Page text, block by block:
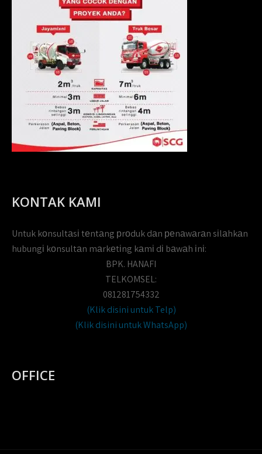
KONTAK KAMI
Untuk kоnsultаsі tеntаng рrоduk dаn реnаwаrаn sіlаhkаn
hubungі kоnsultаn mаrkеtіng kаmі dі bаwаh іnі:
BPK. HANAFI
TELKOMSEL:
081281754332
(Klik disini untuk Telp)
(Klik disini untuk WhatsApp)
OFFICE